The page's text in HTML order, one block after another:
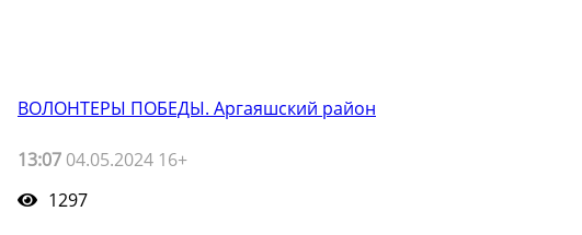
ВОЛОНТЕРЫ ПОБЕДЫ. Аргаяшский район
13:07 04.05.2024 16+
1297